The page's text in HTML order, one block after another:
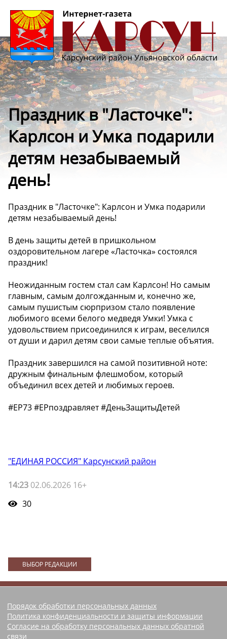
Праздник в "Ласточке":
Карлсон и Умка подарили
детям незабываемый
день!
Праздник в "Ласточке": Карлсон и Умка подарили
детям незабываемый день!
В день защиты детей в пришкольном
оздоровительном лагере «Ласточка» состоялся
праздник!
Неожиданным гостем стал сам Карлсон! Но самым
главным, самым долгожданным и, конечно же,
самым пушистым сюрпризом стало появление
любимого всеми белого медведя Умки! Умка с
удовольствием присоединился к играм, веселился
от души и дарил детям свои самые теплые объятия.
Праздник завершился на самой позитивной ноте:
дружным финальным флешмобом, который
объединил всех детей и любимых героев.
#ЕР73 #ЕРпоздравляет #ДеньЗащитыДетей
"ЕДИНАЯ РОССИЯ" Карсунский район
14:23 02.06.2026 16+
30
ВЫБОР РЕДАКЦИИ
Порядок обработки персональных данных
Политика конфиденциальности и защиты информации
Согласие на обработку персональных данных обратной
связи